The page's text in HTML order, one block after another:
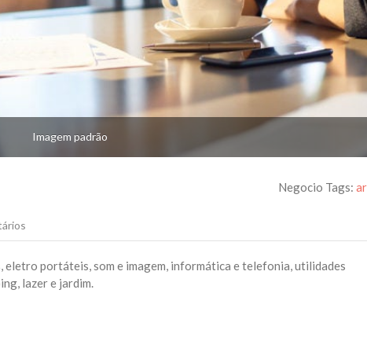
Imagem padrão
Negocio Tags:
portáteis, som e imagem, informática e telefonia, utilidades
lazer e jardim.